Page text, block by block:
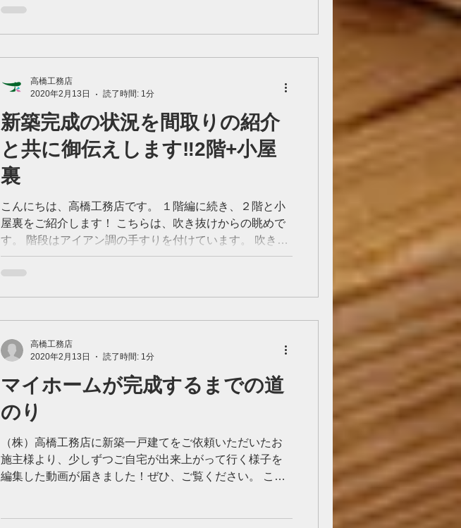
新築完成の状況を間取りの紹介
と共に御伝えします‼️2階+小屋
裏
こんにちは、高橋工務店です。 １階編に続き、２階と小
屋裏をご紹介します！ こちらは、吹き抜けからの眺めで
す。 階段はアイアン調の手すりを付けています。 吹き抜
けスペースを設けることで、ぐっと開放的なイメージに
なりました。 ドアが２つ並んでいるその理由
高橋工務店
2020年2月13日
読了時間: 1分
マイホームが完成するまでの道
のり
（株）高橋工務店に新築一戸建てをご依頼いただいたお
施主様より、少しずつご自宅が出来上がって行く様子を
編集した動画が届きました！ぜひ、ご覧ください。 こん
高橋工務店
2020年2月13日
読了時間: 1分